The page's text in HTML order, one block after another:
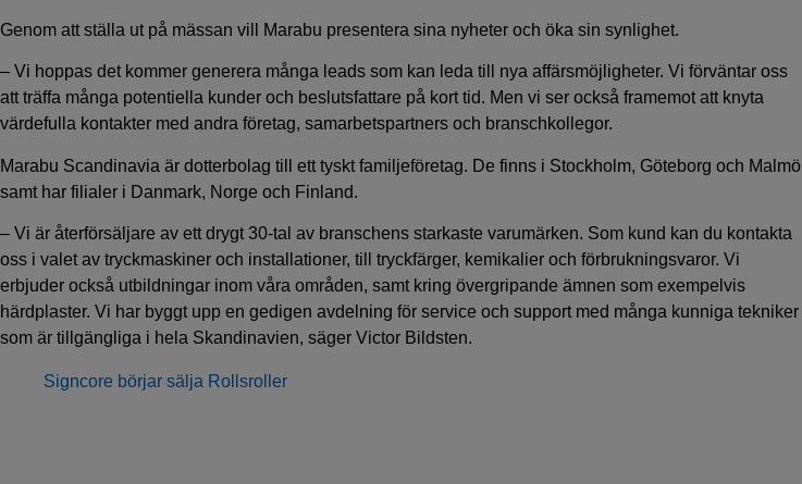
Genom att ställa ut på mässan vill Marabu presentera sina nyheter och öka sin synlighet.
– Vi hoppas det kommer generera många leads som kan leda till nya affärsmöjligheter. Vi förväntar oss
att träffa många potentiella kunder och beslutsfattare på kort tid. Men vi ser också framemot att knyta
värdefulla kontakter med andra företag, samarbetspartners och branschkollegor.
Marabu Scandinavia är dotterbolag till ett tyskt familjeföretag. De finns i Stockholm, Göteborg och Malmö
samt har filialer i Danmark, Norge och Finland.
– Vi är återförsäljare av ett drygt 30-tal av branschens starkaste varumärken. Som kund kan du kontakta
oss i valet av tryckmaskiner och installationer, till tryckfärger, kemikalier och förbrukningsvaror. Vi
erbjuder också utbildningar inom våra områden, samt kring övergripande ämnen som exempelvis
härdplaster. Vi har byggt upp en gedigen avdelning för service och support med många kunniga tekniker
som är tillgängliga i hela Skandinavien, säger Victor Bildsten.
Signcore börjar sälja Rollsroller